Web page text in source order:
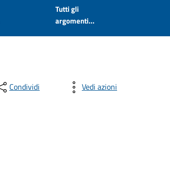
Tutti gli
argomenti...
Condividi Vedi azioni